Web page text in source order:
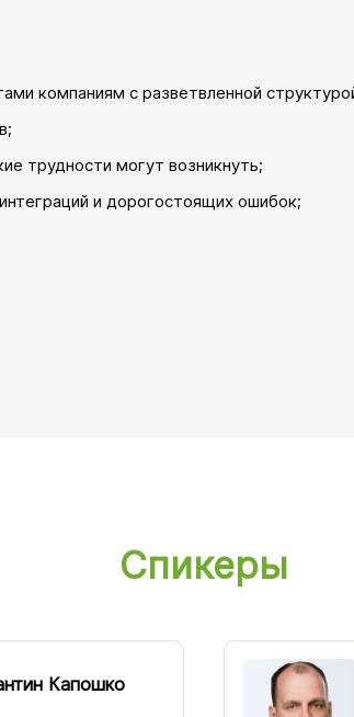
компаниям с разветвленной
трудности могут возникнуть;
и дорогостоящих ошибок;
Спикеры
Капошко